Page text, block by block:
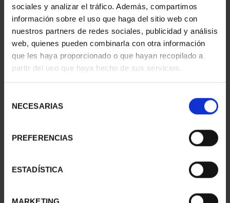
sociales y analizar el tráfico. Además, compartimos
información sobre el uso que haga del sitio web con
nuestros partners de redes sociales, publicidad y análisis
web, quienes pueden combinarla con otra información
que les haya proporcionado o que hayan recopilado a
partir del uso que haya hecho de sus servicios.
NECESARIAS
PREFERENCIAS
ESTADÍSTICA
SUSCRIPCIÓN
CAPITALES DE
949,00 €
registrados
SUSCRIPCIÓN
CAPITALES DE
949,00 €
registrados